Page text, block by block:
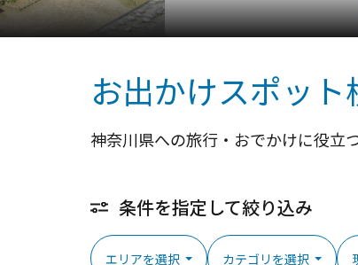
お出かけスポット
神奈川県への旅行・おでかけに役立
条件を指定して絞り込み
エリアを選択 カテゴリを選択